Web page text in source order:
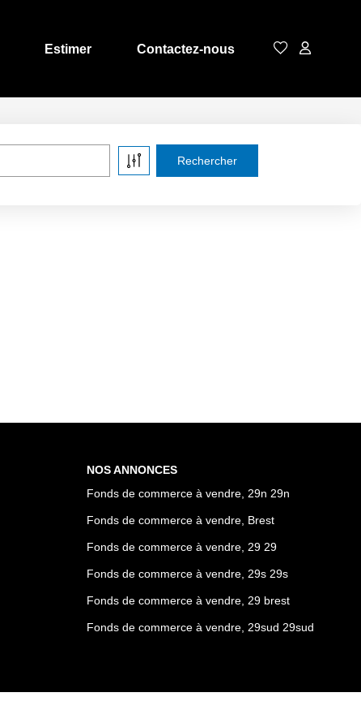
Estimer Contactez-nous
NOS ANNONCES
Fonds de commerce à vendre, 29n 29n
Fonds de commerce à vendre, Brest
Fonds de commerce à vendre, 29 29
Fonds de commerce à vendre, 29s 29s
Fonds de commerce à vendre, 29 brest
Fonds de commerce à vendre, 29sud 29sud